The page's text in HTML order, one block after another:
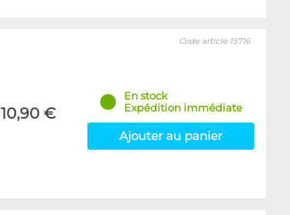
10,90 €
Code article 15716
En stock
Expédition immédiate
Ajouter au panier